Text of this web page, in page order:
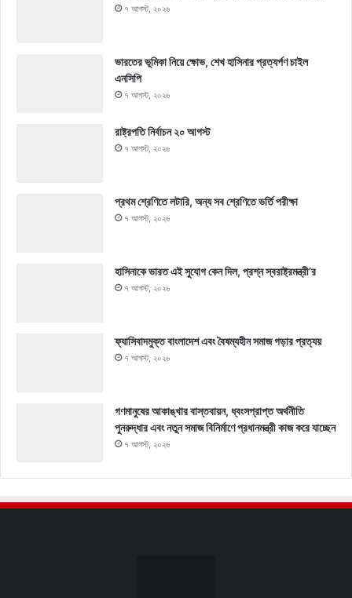
৭ আগস্ট, ২০২৬
ভারতের ভূমিকা নিয়ে ক্ষোভ, শেখ হাসিনার প্রত্যর্পণ চাইল
এনসিপি
৭ আগস্ট, ২০২৬
রাষ্ট্রপতি নির্বাচন ২০ আগস্ট
৭ আগস্ট, ২০২৬
প্রথম শ্রেণিতে লটারি, অন্য সব শ্রেণিতে ভর্তি পরীক্ষা
৭ আগস্ট, ২০২৬
হাসিনাকে ভারত এই সুযোগ কেন দিল, প্রশ্ন স্বরাষ্ট্রমন্ত্রী’র
৭ আগস্ট, ২০২৬
ফ্যাসিবাদমুক্ত বাংলাদেশ এবং বৈষম্যহীন সমাজ গড়ার প্রত্যয়
৭ আগস্ট, ২০২৬
গণমানুষের আকাঙ্খার বাস্তবায়ন, ধ্বংসপ্রাপ্ত অর্থনীতি
পুনরুদ্ধার এবং নতুন সমাজ বিনির্মাণে প্রধানমন্ত্রী কাজ করে যাচ্ছেন
৭ আগস্ট, ২০২৬